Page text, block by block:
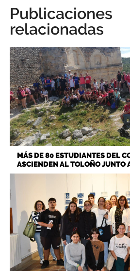
Publicaciones
relacionadas
MÁS DE 80 ESTUDIANTES DEL
ASCIENDEN AL TOLOÑO JUNTO